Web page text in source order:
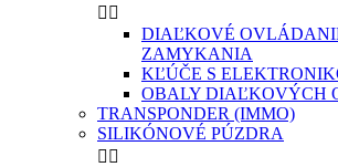
 
DIAĽKOVÉ
ZAMYKANIA
KĽÚČE S
OBALY DIAĽKOVÝCH
TRANSPONDER (IMMO)
SILIKÓNOVÉ PÚZDRA
 